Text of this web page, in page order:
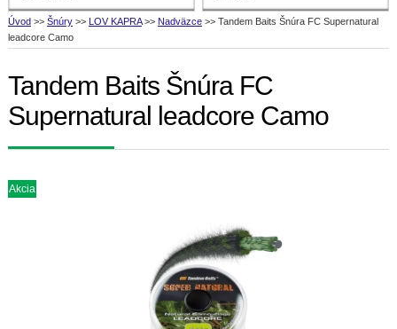
Úvod >> Šnúry >> LOV KAPRA >> Nadväzce >> Tandem Baits Šnúra FC Supernatural
leadcore Camo
Tandem Baits Šnúra FC
Supernatural leadcore Camo
Akcia